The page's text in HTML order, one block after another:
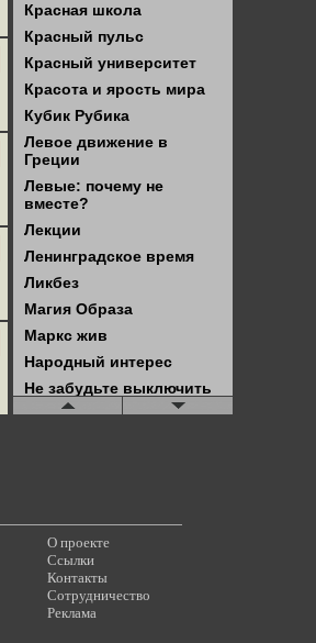
Красная школа
Красный пульс
Красный университет
Красота и ярость мира
Кубик Рубика
Левое движение в
Греции
Левые: почему не
вместе?
Лекции
Ленинградское время
Ликбез
Магия Образа
Маркс жив
Народный интерес
Не забудьте выключить
телевизор!
Новостной блок КТВ
(старые)
Обзор буржуазного
права
О проекте
Ссылки
Контакты
Сотрудничество
Реклама